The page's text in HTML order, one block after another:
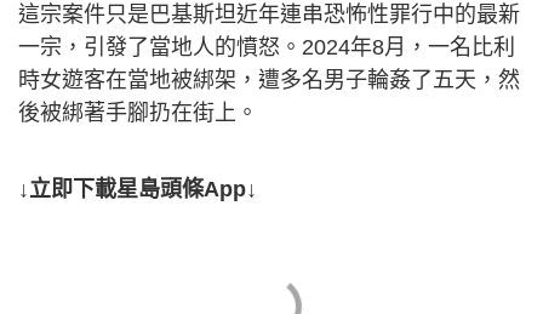
這宗案件只是巴基斯坦近年連串恐怖性罪行中的最新
一宗，引發了當地人的憤怒。2024年8月，一名比利
時女遊客在當地被綁架，遭多名男子輪姦了五天，然
後被綁著手腳扔在街上。
↓立即下載星島頭條App↓